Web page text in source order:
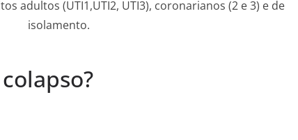
adultos (UTI1,UTI2, UTI3), coronarianos (2 e 3) e de
isolamento.